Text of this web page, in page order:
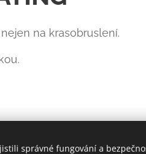
na krasobruslení.
správné fungování a